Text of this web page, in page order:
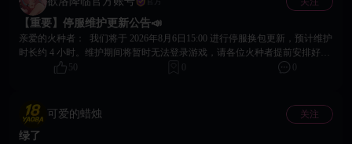
阵界面的排序与筛选功能未生效的问题。 2.修复了角色强化升级后，属性未
正常提升的问题。 3.修复了宠物分类页签无法正确筛选对应属性宠物的问
题。 4.优化了宠物一键升星功能的红点提醒功能。 5.修复了获得全部30名战
姬后，重置排序会导致部分战姬被隐藏的问题。 6.修复了极限突破排序功能
异常的问题。 7.修复了角色界面圆点按钮无法正常点击的问题。 8.修复了角
失效的问题。 3.修复了看板设置中排序按钮点击无反应的问题。 4.修复了背
包内使用高级调令后，部分道具异常隐藏的问题。 5.优化了区服信息展示界
面，使区服信息更加清晰。 6.修复了战姬 伏见狐乃、姒娆、莉露亚 头像名
者的支持。我们将持续关注游戏体验问题，并不断优化游戏稳定性与流畅
度。 官方社群 关注社群，游戏后续咨询快人一步： 玩家交流4群：
1059083108 玩家交流5群：1059086898 玩家交流6群：1056098479 Telegram：
https://t.me/eroeragame 官方网站：https://eroeragame.com/cn 客服邮箱：
peachgames.service@gmail.com 如遇任何问题或有建议，可随时通过以上方式
【重要】停服维护更新公告📣
亲爱的火种者： 我们将于 2026年8月6日15:00 进行停服换包更新，预计维护
时长约 4 小时。维护期间将暂时无法登录游戏，请各位火种者提前安排好游
戏时间。 本次更新完成后，需重新下载最新游戏包体。实际开服时间可能根
出，并支持快速跳过功能。 2. 调整新手引导流程，优化战斗操作与编队教
学，帮助指挥官更顺畅地熟悉核心玩法。 3. 调整初始角色及前期奖励角色配
置，提升前期养成与成长体验。 4. 优化前期关卡教学，对关键战斗机制进行
50
可爱的蜡烛 关注
绿了